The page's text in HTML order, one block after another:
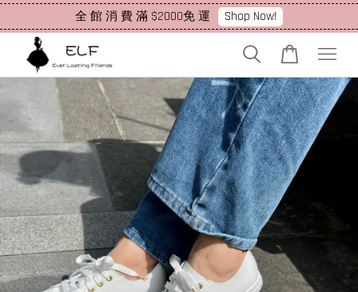
全 館 消 費 滿 $2000免 運 Shop Now!